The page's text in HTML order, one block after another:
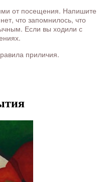
от посещения. Напишите
что запомнилось, что
Если вы ходили с
приличия.